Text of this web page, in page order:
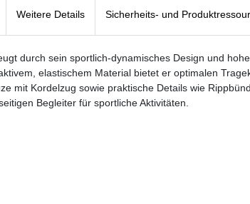
Weitere Details Sicherheits- und
durch sein sportlich-dynamisches Design und hohe
elastischem Material bietet er optimalen
mit Kordelzug sowie praktische Details wie
Begleiter für sportliche Aktivitäten.